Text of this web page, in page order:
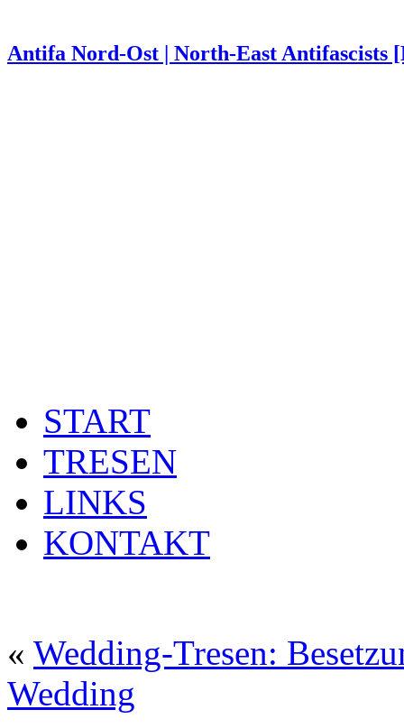
Antifa Nord-Ost | North-East Antifascists
START
TRESEN
LINKS
KONTAKT
« Wedding-Tresen:
Wedding